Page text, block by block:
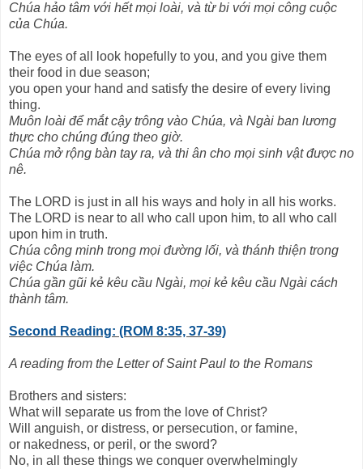
Chúa hảo tâm với hết mọi loài, và từ bi với mọi công cuộc
của Chúa.
The eyes of all look hopefully to you, and you give them
their food in due season;
you open your hand and satisfy the desire of every living
thing.
Muôn loài để mắt cậy trông vào Chúa, và Ngài ban lương
thực cho chúng đúng theo giờ.
Chúa mở rộng bàn tay ra, và thi ân cho mọi sinh vật được no
nê.
The LORD is just in all his ways and holy in all his works.
The LORD is near to all who call upon him, to all who call
upon him in truth.
Chúa công minh trong mọi đường lối, và thánh thiện trong
việc Chúa làm.
Chúa gần gũi kẻ kêu cầu Ngài, mọi kẻ kêu cầu Ngài cách
thành tâm.
Second Reading: (ROM 8:35, 37-39)
A reading from the Letter of Saint Paul to the Romans
Brothers and sisters:
What will separate us from the love of Christ?
Will anguish, or distress, or persecution, or famine,
or nakedness, or peril, or the sword?
No, in all these things we conquer overwhelmingly